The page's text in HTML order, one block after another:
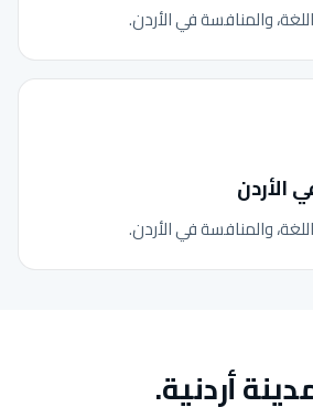
والمنافسة في الأردن.
الأردن
والمنافسة في الأردن.
أردنية.